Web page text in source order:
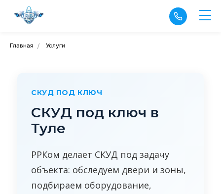
Главная / Услуги
СКУД ПОД КЛЮЧ
СКУД под ключ в
Туле
РРКом делает СКУД под задачу
объекта: обследуем двери и зоны,
подбираем оборудование,